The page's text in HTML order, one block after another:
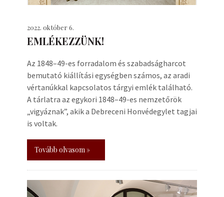
2022. október 6.
EMLÉKEZZÜNK!
Az 1848–49-es forradalom és szabadságharcot
bemutató kiállítási egységben számos, az aradi
vértanúkkal kapcsolatos tárgyi emlék található.
A tárlatra az egykori 1848–49-es nemzetőrök
„vigyáznak”, akik a Debreceni Honvédegylet tagjai
is voltak.
Tovább olvasom »